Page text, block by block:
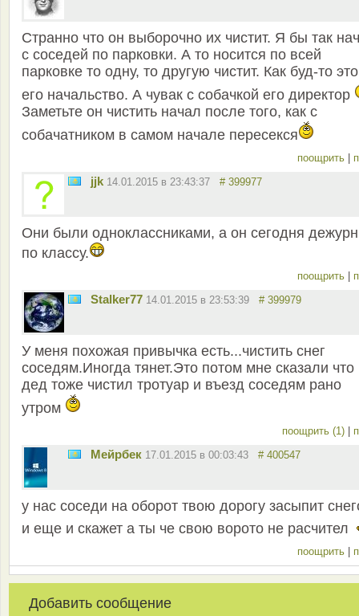
Странно что он выборочно их чистит. Я бы так
с соседей по парковки. А то носится по всей
парковке то одну, то другую чистит. Как буд-то это
его начальство. А чувак с собачкой его директор
Заметьте он чистить начал после того, как с
собачатником в самом начале пересекся
поощрить
jjk 14.01.2015 в 23:43:37 # 399977
Они были одноклассниками, а он сегодня
по классу.
поощрить
Stalker77 14.01.2015 в 23:53:39 # 399979
У меня похожая привычка есть...чистить снег
соседям.Иногда тянет.Это потом мне сказали что
дед тоже чистил тротуар и въезд соседям рано
утром
поощрить (1)
Мейрбек 17.01.2015 в 00:03:43 # 400547
у нас соседи на оборот твою дорогу засыпит
и еще и скажет а ты че свою ворото не расчител
поощрить
Добавить сообщение